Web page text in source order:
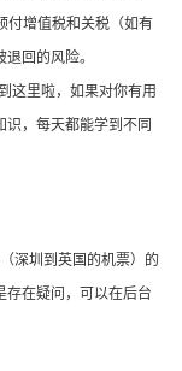
付增值税和关税（如有
回的风险。
这里啦，如果对你有用
识，每天都能学到不同
深圳到英国的机票）的
存在疑问，可以在后台